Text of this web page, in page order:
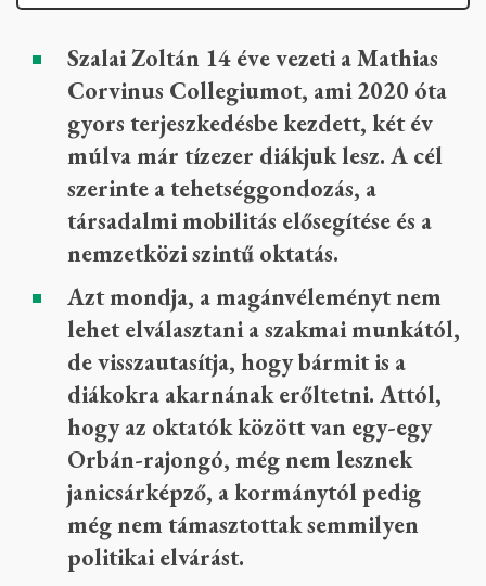
Szalai Zoltán 14 éve vezeti a Mathias
Corvinus Collegiumot, ami 2020 óta
gyors terjeszkedésbe kezdett, két év
múlva már tízezer diákjuk lesz. A cél
szerinte a tehetséggondozás, a
társadalmi mobilitás elősegítése és a
nemzetközi szintű oktatás.
Azt mondja, a magánvéleményt nem
lehet elválasztani a szakmai munkától,
de visszautasítja, hogy bármit is a
diákokra akarnának erőltetni. Attól,
hogy az oktatók között van egy-egy
Orbán-rajongó, még nem lesznek
janicsárképző, a kormánytól pedig
még nem támasztottak semmilyen
politikai elvárást.